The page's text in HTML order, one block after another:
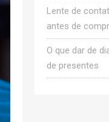
Lente de
antes de
O que dar de
de presentes